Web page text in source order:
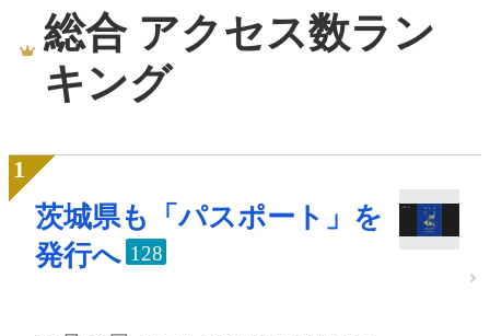
総合 アクセス数ラン
キング
茨城県も「パスポート」を
発行へ 128